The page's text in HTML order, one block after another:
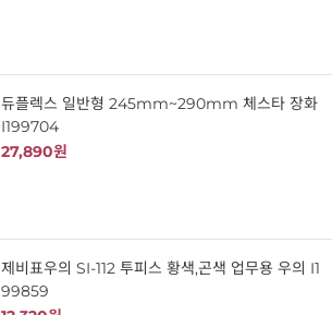
듀플렉스 일반형 245mm~290mm 체스타 장화
I199704
27,890원
제비표우의 SI-112 투피스 황색,곤색 업무용 우의 I1
99859